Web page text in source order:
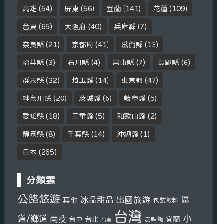
高雄 (54) 屏東 (56) 宜蘭 (141) 花蓮 (109)
台東 (65) 大阪府 (40) 兵庫縣 (7)
奈良縣 (21) 京都府 (41) 滋賀縣 (13)
福井縣 (3) 石川縣 (4) 富山縣 (7) 長野縣 (6)
群馬縣 (32) 埼玉縣 (14) 東京都 (47)
神奈川縣 (20) 茨城縣 (6) 岐阜縣 (5)
愛知縣 (18) 三重縣 (5) 和歌山縣 (2)
靜岡縣 (8) 千葉縣 (14) 沖繩縣 (1)
日本 (265)
分類雲
公路悠遊 其他 冰品甜品 出國旅遊 包裝飲料 區
道/鄉道 南投 台中 台北 台東 台灣 咖哩飯 宜蘭 小